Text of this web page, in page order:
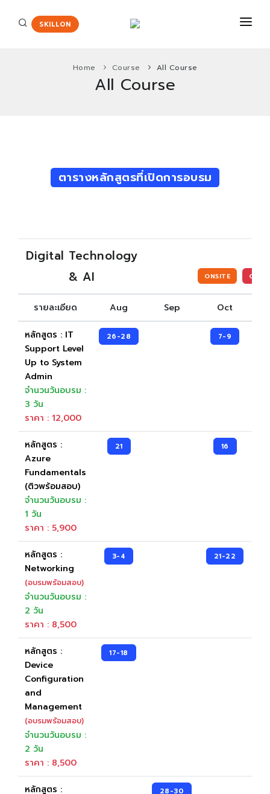
SKILLON
Agriscience and Technology Careers
New
Health Sciences Careers
Hospitality and Culinary Arts Careers
IC3 Digital Literacy Certification
IC3 Spark
Intuit Personal Finance
IT Specialist Certification
Meta Certified
Microsoft Certified Educator
Microsoft Certified Fundamentals
Project Management Ready™
Unity Certified User Certification
Pearson VUE
CompTIA
Learn & Practice
เครื่องมือเรียนรู้
เครื่องมือฝึกฝน
Testing Center
Testing Center
Locations
PROMOTION
Home Course All Course
All Course
ตารางหลักสูตรที่เปิดการอบรม
Digital Technology
& AI
ONSITE
รายละเอียด Aug Sep Oct
หลักสูตร : IT
Support Level
Up to System
Admin
จำนวนวันอบรม :
3 วัน
ราคา : 12,000
26-28 7-9
หลักสูตร :
Azure
Fundamentals
(ติวพร้อมสอบ)
จำนวนวันอบรม :
1 วัน
ราคา : 5,900
21 16
หลักสูตร :
Networking
(อบรมพร้อมสอบ)
จำนวนวันอบรม :
2 วัน
ราคา : 8,500
3-4 21-22
หลักสูตร :
Device
Configuration
and
Management
(อบรมพร้อมสอบ)
จำนวนวันอบรม :
2 วัน
ราคา : 8,500
17-18
หลักสูตร :
28-30